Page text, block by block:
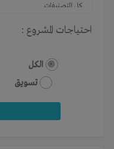
احتياجات المشروع :
الكل
تسويق